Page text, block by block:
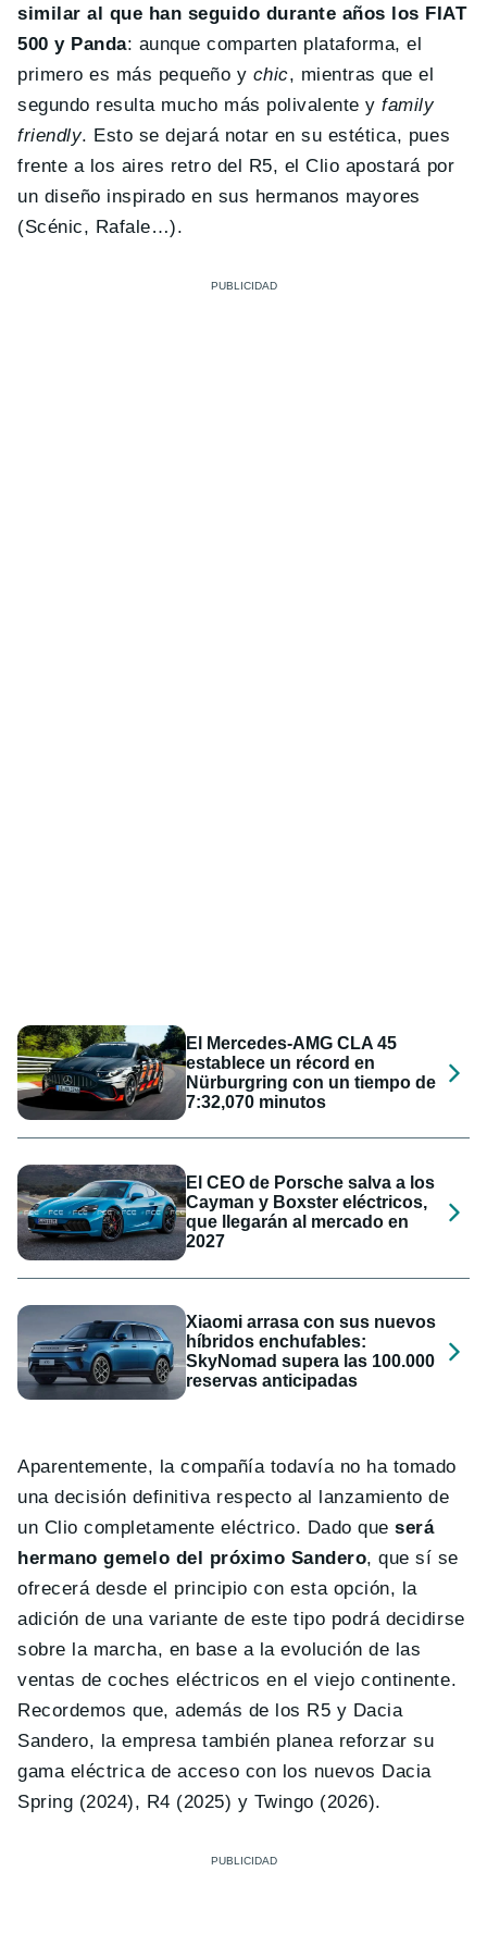
similar al que han seguido durante años los FIAT
500 y Panda: aunque comparten plataforma, el
primero es más pequeño y chic, mientras que el
segundo resulta mucho más polivalente yfamily
friendly. Esto se dejará notar en su estética, pues
frente a los aires retro del R5, el Clio apostará por
un diseño inspirado en sus hermanos mayores
(Scénic, Rafale…).
El Mercedes-AMG CLA 45
establece un récord en
Nürburgring con un tiempo de
7:32,070 minutos
El CEO de Porsche salva a los
Cayman y Boxster eléctricos,
que llegarán al mercado en
2027
Xiaomi arrasa con sus nuevos
híbridos enchufables:
SkyNomad supera las 100.000
reservas anticipadas
Aparentemente, la compañía todavía no ha tomado
una decisión definitiva respecto al lanzamiento de
un Clio completamente eléctrico. Dado queserá
hermano gemelo del próximo Sandero, que sí se
ofrecerá desde el principio con esta opción, la
adición de una variante de este tipo podrá decidirse
sobre la marcha, en base a la evolución de las
ventas de coches eléctricos en el viejo continente.
Recordemos que, además de los R5 y Dacia
Sandero, la empresa también planea reforzar su
gama eléctrica de acceso con los nuevos Dacia
Spring (2024), R4 (2025) y Twingo (2026).